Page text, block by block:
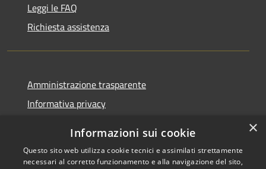
Leggi le FAQ
Richiesta assistenza
Amministrazione trasparente
Informativa privacy
Dichiarazione di accessibilità
×
Informazioni sui cookie
Questo sito web utilizza cookie tecnici e assimilati strettamente
necessari al corretto funzionamento e alla navigazione del sito,